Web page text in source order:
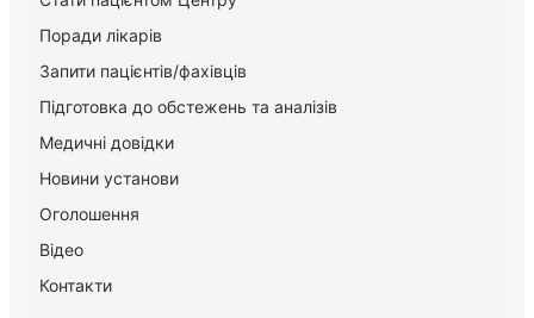
Поради лікарів
Запити пацієнтів/фахівців
Підготовка до обстежень та аналізів
Медичні довідки
Новини установи
Оголошення
Відео
Контакти